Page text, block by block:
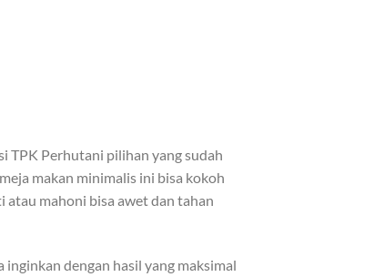
TPK Perhutani pilihan yang sudah
makan minimalis ini bisa kokoh
atau mahoni bisa awet dan tahan
dengan hasil yang maksimal